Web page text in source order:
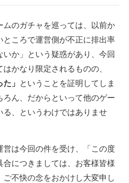
のガチャを巡っては、以前か
ところで運営側が不正に排出率
いか」という疑惑があり、今回
かなり限定されるものの、
」
ということを証明してしま
ろん、だからといって他のゲー
る、というわけではありませ
は今回の件を受け、「この度
につきましては、お客様皆様
不快の念をおかけし大変申し